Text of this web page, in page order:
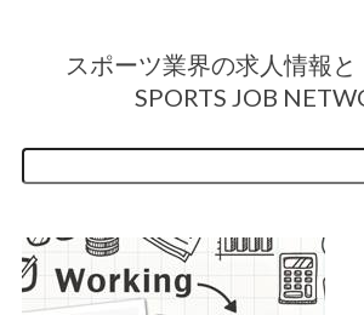
スポーツ業界の求人情報と
SPORTS JOB